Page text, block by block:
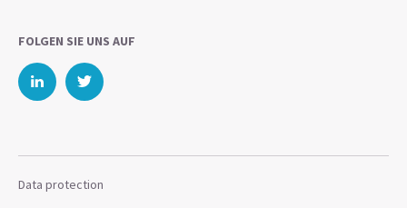
FOLGEN SIE UNS AUF
Data protection